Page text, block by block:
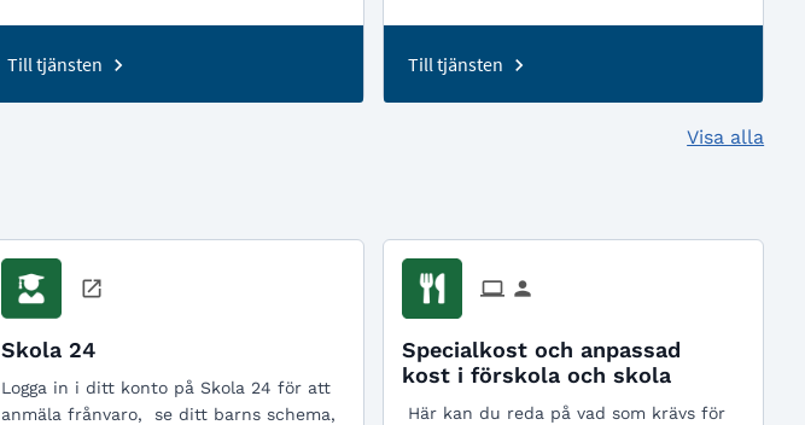
Till tjänsten Till tjänsten
Visa alla
Skola 24
Logga in i ditt konto på Skola 24 för att
anmäla frånvaro, se ditt barns schema,
Specialkost och anpassad
kost i förskola och skola
Här kan du reda på vad som krävs för